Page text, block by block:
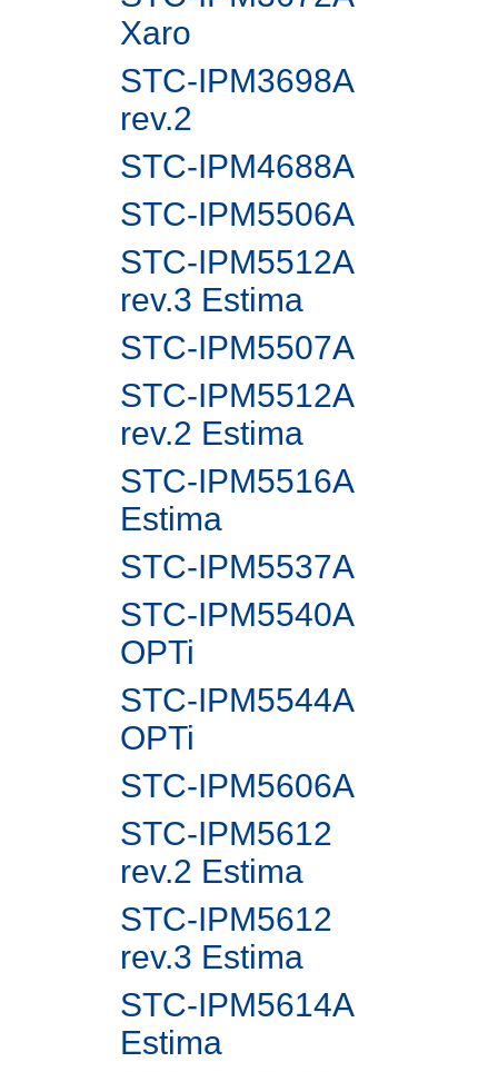
Xaro
STC-IPM3698A
rev.2
STC-IPM4688A
STC-IPM5506A
STC-IPM5512A
rev.3 Estima
STC-IPM5507A
STC-IPM5512A
rev.2 Estima
STC-IPM5516A
Estima
STC-IPM5537A
STC-IPM5540A
OPTi
STC-IPM5544A
OPTi
STC-IPM5606A
STC-IPM5612
rev.2 Estima
STC-IPM5612
rev.3 Estima
STC-IPM5614A
Estima